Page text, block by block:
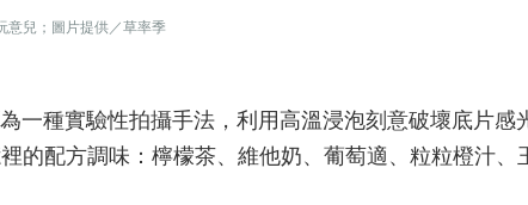
意兒；圖片提供／草率季
一種實驗性拍攝手法，利用高溫浸泡刻意破壞底片感
的配方調味：檸檬茶、維他奶、葡萄適、粒粒橙汁、